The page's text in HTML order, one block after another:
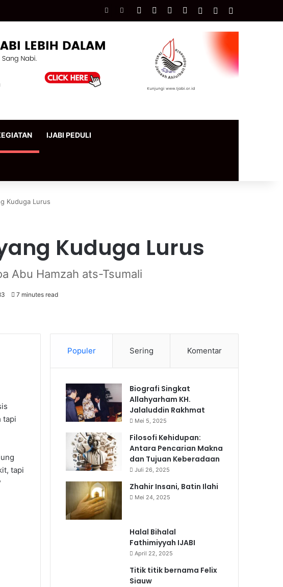
Facebook YouTubeInstagram
Log InArtikel Acak
IJABI PEDULI
Kuduga Lurus
Kuduga Lurus
Abu Hamzah ats-Tsumali
7 minutes read
tapi
tapi
Populer Sering Komentar
Biografi Singkat
Allahyarham KH.
Jalaluddin Rakhmat
Mei 5, 2025
Filosofi Kehidupan:
Antara Pencarian Makna
dan Tujuan Keberadaan
Juli 26, 2025
Zhahir Insani, Batin Ilahi
Mei 24, 2025
Halal Bihalal
Fathimiyyah IJABI
April 22, 2025
Titik titik bernama Felix
Siauw